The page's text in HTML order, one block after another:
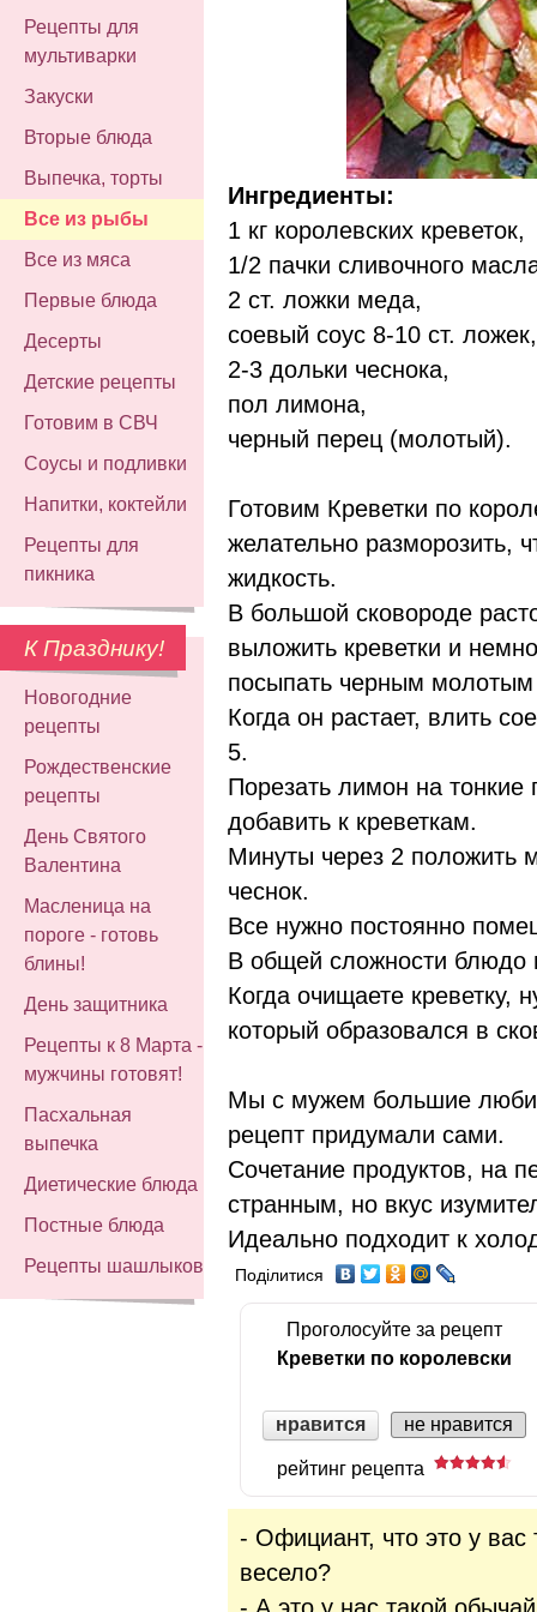
Рецепты для
мультиварки
Закуски
Вторые блюда
Выпечка, торты
Все из рыбы
Все из мяса
Первые блюда
Десерты
Детские рецепты
Готовим в СВЧ
Соусы и подливки
Напитки, коктейли
Рецепты для
пикника
К Празднику!
Новогодние
рецепты
Рождественские
рецепты
День Святого
Валентина
Масленица на
пороге - готовь
блины!
День защитника
Рецепты к 8 Марта -
мужчины готовят!
Пасхальная
выпечка
Диетические блюда
Постные блюда
Рецепты шашлыков
Ингредиенты:
1 кг королевских креветок,
1/2 пачки сливочного
2 ст. ложки меда,
соевый соус 8-10 ст. ложек,
2-3 дольки чеснока,
пол лимона,
черный перец (молотый).
Готовим Креветки по
желательно разморозить,
жидкость.
В большой сковороде
выложить креветки и
посыпать черным
Когда он растает, влить
5.
Порезать лимон на тонкие
добавить к креветкам.
Минуты через 2 положить
чеснок.
Все нужно постоянно
В общей сложности блюдо
Когда очищаете креветку,
который образовался в
Мы с мужем большие
рецепт придумали сами.
Сочетание продуктов, на
странным, но вкус
Идеально подходит к
Поділитися
Проголосуйте за рецепт
Креветки по королевски
нравится не нравится
рейтинг рецепта
- Официант, что это у вас
весело?